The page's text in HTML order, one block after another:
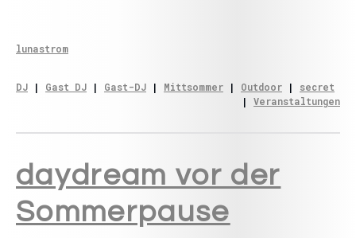
lunastrom
DJ | Gast DJ | Gast-DJ | Mittsommer | Outdoor | secret
| Veranstaltungen
daydream vor der
Sommerpause